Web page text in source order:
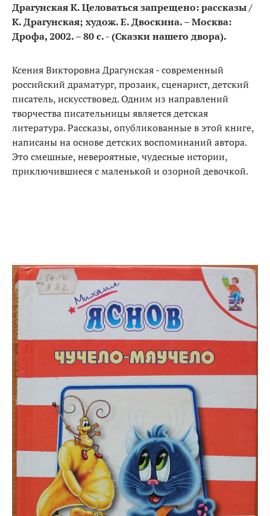
Драгунская К. Целоваться запрещено: рассказы /
К. Драгунская; худож. Е. Двоскина. – Москва:
Дрофа, 2002. – 80 с. - (Сказки нашего двора).
Ксения Викторовна Драгунская - современный
российский драматург, прозаик, сценарист, детский
писатель, искусствовед. Одним из направлений
творчества писательницы является детская
литература. Рассказы, опубликованные в этой книге,
написаны на основе детских воспоминаний автора.
Это смешные, невероятные, чудесные истории,
приключившиеся с маленькой и озорной девочкой.